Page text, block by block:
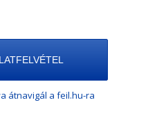
átnavigál a feil.hu-ra